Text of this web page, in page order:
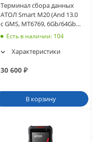
Терминал сбора данных
АТОЛ Smart M20 (And 13.0
с GMS, MT6769, 6Gb/64Gb,
Wi-Fi, BT, NFC) (63256)
Есть в наличии: 104
Характеристики
30 600₽
В корзину